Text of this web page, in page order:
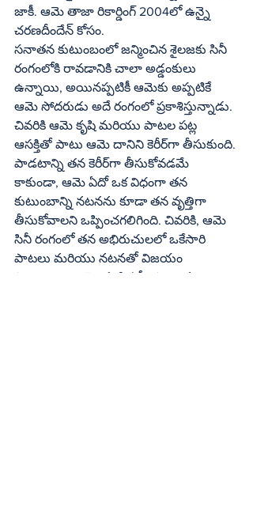
జాకీ. ఆమె తాజా రికార్డింగ్‌ 2004లో ఉన్నై
చరణదీందేన్‌ కోసం.
సనాతన కుటుంబంలో జన్మించిన శైలజకు సినీ
రంగంలోకి రావడానికి చాలా అడ్డంకులు
ఉన్నాయి, అయినప్పటికీ ఆమెకు అప్పటికే
ఆమె సోదరుడు అదే రంగంలో ప్రకాశిస్తున్నాడు.
చివరికి ఆమె కృషి మరియు పాటల పట్ల
ఆసక్తితో పాటు ఆమె దానిని కెరీర్‌గా తీసుకుంది.
పాడటాన్ని తన కెరీర్‌గా తీసుకోవడమే
కాకుండా, ఆమె ఏదో ఒక విధంగా తన
కుటుంబాన్ని నటనను కూడా తన వృత్తిగా
తీసుకోవాలని ఒప్పించగలిగింది. చివరికి, ఆమె
సినీ రంగంలో తన అభిరుచులలో ఒకేసారి
పాటలు మరియు నటనతో విజయం
సాధించింది. ఆమె తండ్రి ఎస్పీ సాంబమూర్తి,